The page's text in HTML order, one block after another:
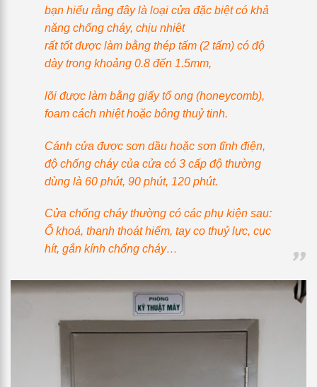
bạn hiểu rằng đây là loại cửa đặc biệt có khả
năng chống cháy, chịu nhiệt
rất tốt được làm bằng thép tấm (2 tấm) có độ
dày trong khoảng 0.8 đến 1.5mm,
lõi được làm bằng giấy tổ ong (honeycomb),
foam cách nhiệt hoặc bông thuỷ tinh.
Cánh cửa được sơn dầu hoặc sơn tĩnh điện,
độ chống cháy của cửa có 3 cấp độ thường
dùng là 60 phút, 90 phút, 120 phút.
Cửa chống cháy thường có các phụ kiện sau:
Ổ khoá, thanh thoát hiểm, tay co thuỷ lực, cục
hít, gắn kính chống cháy…